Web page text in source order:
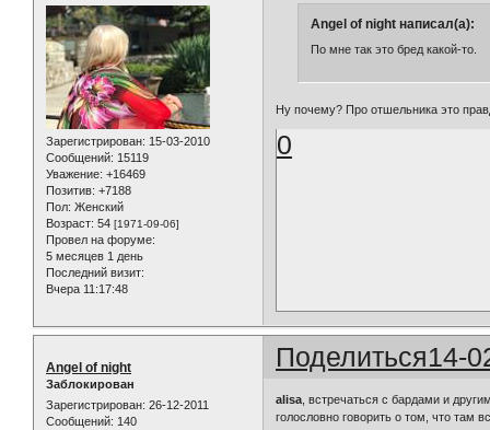
Зарегистрирован: 15-03-2010
Сообщений: 15119
Уважение: +16469
Позитив: +7188
Пол: Женский
Возраст: 54 [1971-09-06]
Провел на форуме:
5 месяцев 1 день
Последний визит:
Вчера 11:17:48
Angel of night написал(а):
По мне так это бред какой-то.
Ну почему? Про отшельника это
0
Поделиться14-
Angel of night
Заблокирован
Зарегистрирован: 26-12-2011
Сообщений: 140
alisa , встречаться с бардами и
голословно говорить о том, что там